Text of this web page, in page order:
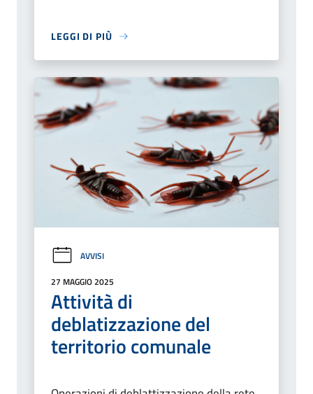
LEGGI DI PIÙ
AVVISI
27 MAGGIO 2025
Attività di
deblatizzazione del
territorio comunale